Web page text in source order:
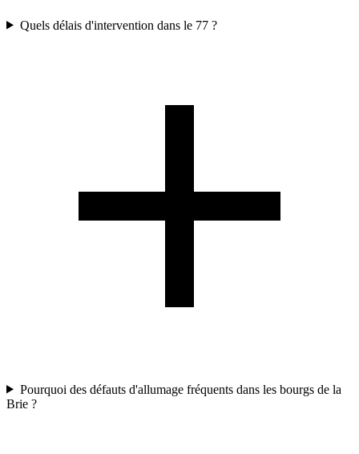
Quels délais d'intervention dans le 77 ?
Pourquoi des défauts d'allumage fréquents dans les bourgs de la
Brie ?